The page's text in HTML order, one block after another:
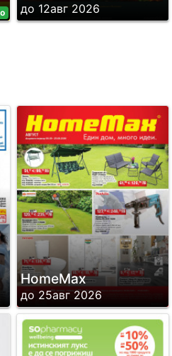
до 12авг 2026
HomeMax
до 25авг 2026